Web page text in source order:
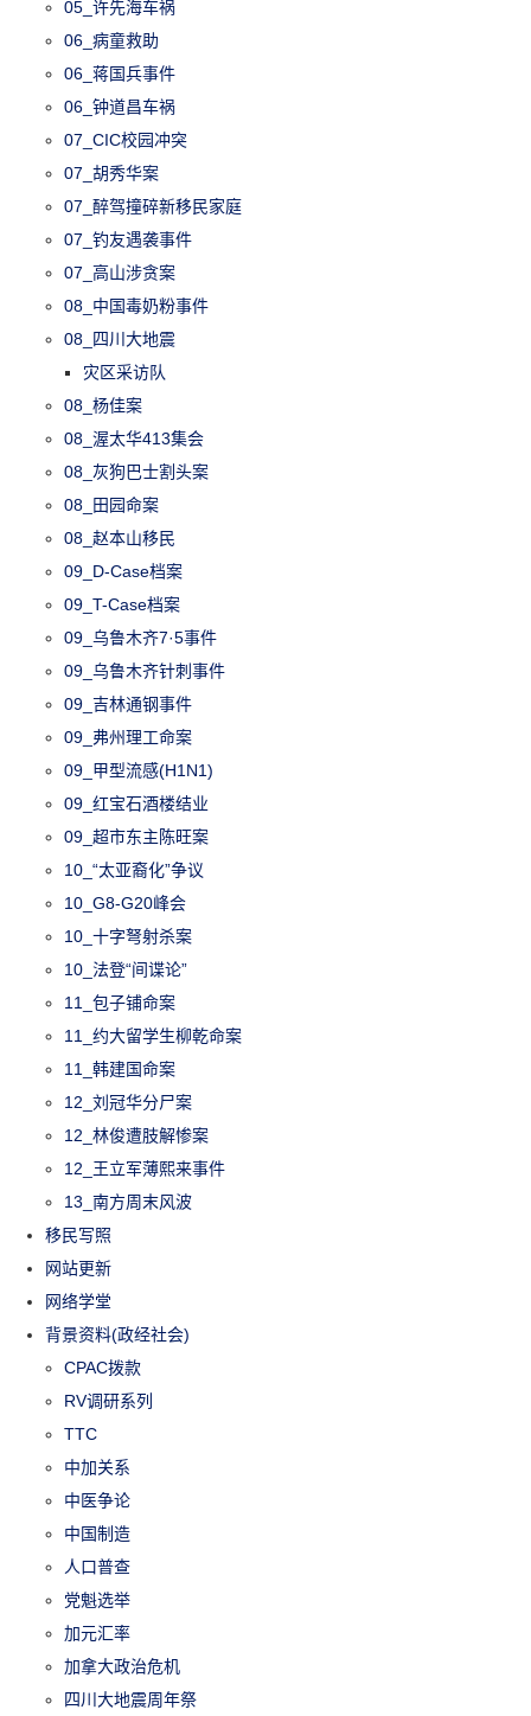
05_许先海车祸
06_病童救助
06_蒋国兵事件
06_钟道昌车祸
07_CIC校园冲突
07_胡秀华案
07_醉驾撞碎新移民家庭
07_钓友遇袭事件
07_高山涉贪案
08_中国毒奶粉事件
08_四川大地震
灾区采访队
08_杨佳案
08_渥太华413集会
08_灰狗巴士割头案
08_田园命案
08_赵本山移民
09_D-Case档案
09_T-Case档案
09_乌鲁木齐7·5事件
09_乌鲁木齐针刺事件
09_吉林通钢事件
09_弗州理工命案
09_甲型流感(H1N1)
09_红宝石酒楼结业
09_超市东主陈旺案
10_“太亚裔化”争议
10_G8-G20峰会
10_十字弩射杀案
10_法登“间谍论”
11_包子铺命案
11_约大留学生柳乾命案
11_韩建国命案
12_刘冠华分尸案
12_林俊遭肢解惨案
12_王立军薄熙来事件
13_南方周末风波
移民写照
网站更新
网络学堂
背景资料(政经社会)
CPAC拨款
RV调研系列
TTC
中加关系
中医争论
中国制造
人口普查
党魁选举
加元汇率
加拿大政治危机
四川大地震周年祭